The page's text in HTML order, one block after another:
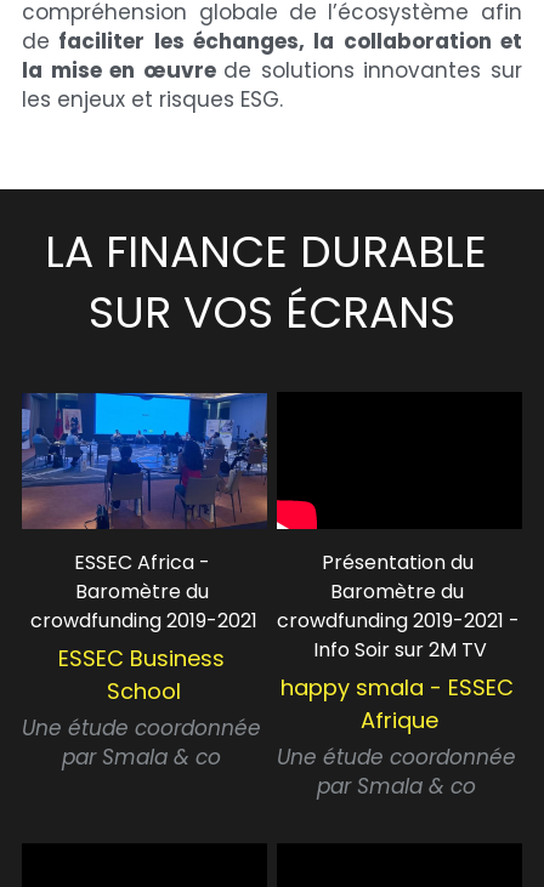
compréhension globale de l’écosystème afin
de faciliter les échanges, la collaboration et
la mise en œuvre de solutions innovantes sur
les enjeux et risques ESG.
LA FINANCE DURABLE
SUR VOS ÉCRANS
ESSEC Africa -
Baromètre du
crowdfunding 2019-2021
ESSEC Business
School
Une étude coordonnée
par Smala & co
Présentation du
Baromètre du
crowdfunding 2019-2021 -
Info Soir sur 2M TV
happy smala - ESSEC
Afrique
Une étude coordonnée
par Smala & co